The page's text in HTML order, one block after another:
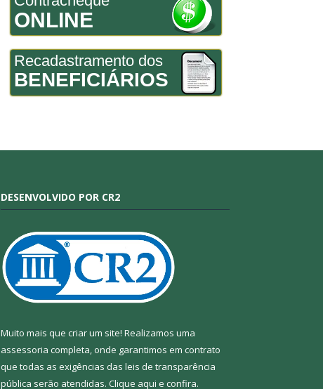
ONLINE
Recadastramento dos
BENEFICIÁRIOS
DESENVOLVIDO POR CR2
Muito mais que criar um site! Realizamos uma
assessoria completa, onde garantimos em contrato
que todas as exigências das leis de transparência
pública serão atendidas. Clique aqui e confira.